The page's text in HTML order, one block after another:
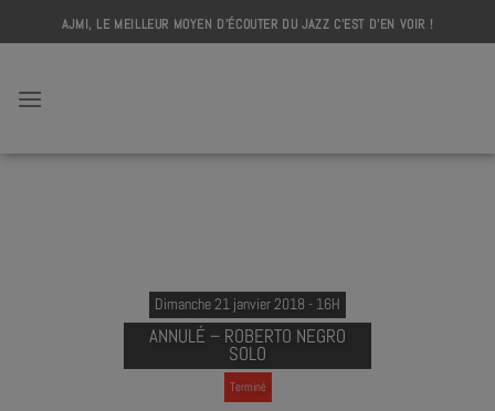
to
AJMI, LE MEILLEUR MOYEN D'ÉCOUTER DU JAZZ C'EST D'EN VOIR !
Dimanche 21 janvier 2018 - 16H
ANNULÉ – ROBERTO NEGRO
SOLO
Terminé